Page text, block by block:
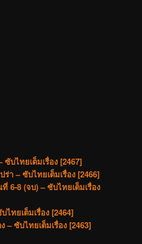
ซับไทยเต็มเรื่อง [2467]
ร่า – ซับไทยเต็มเรื่อง [2466]
6-8 (จบ) – ซับไทยเต็มเรื่อง
ทยเต็มเรื่อง [2464]
– ซับไทยเต็มเรื่อง [2463]